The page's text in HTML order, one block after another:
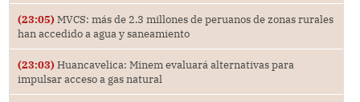
(23:05) MVCS: más de 2.3 millones de peruanos de zonas rurales
han accedido a agua y saneamiento
(23:03) Huancavelica: Minem evaluará alternativas para
impulsar acceso a gas natural